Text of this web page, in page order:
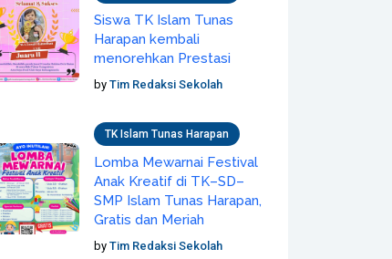
Siswa TK Islam Tunas
Harapan kembali
menorehkan Prestasi
by Tim Redaksi Sekolah
TK Islam Tunas Harapan
Lomba Mewarnai Festival
Anak Kreatif di TK–SD–
SMP Islam Tunas Harapan,
Gratis dan Meriah
by Tim Redaksi Sekolah